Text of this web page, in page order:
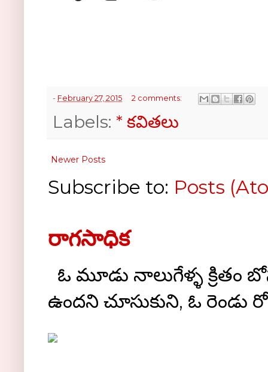
- February 27, 2015 2 comments:
Labels: * కవితలు
Newer Posts
Subscribe to: Posts
రాగసాధిక
ఓ మూడు నాలుగేళ్ళ క్రితం
ఉందని చూసుకుని, ఓ రెండు